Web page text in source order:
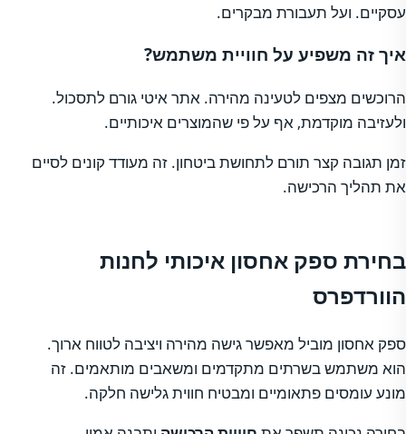
עסקיים. ועל תעבורת מבקרים.
איך זה משפיע על חוויית משתמש?
הרוכשים מצפים לטעינה מהירה. אתר איטי גורם לתסכול.
ולעזיבה מוקדמת, אף על פי שהמוצרים איכותיים.
זמן תגובה קצר תורם לתחושת ביטחון. זה מעודד קונים לסיים
את תהליך הרכישה.
בחירת ספק אחסון איכותי לחנות
הוורדפרס
ספק אחסון מוביל מאפשר גישה מהירה ויציבה לטווח ארוך.
הוא משתמש בשרתים מתקדמים ומשאבים מותאמים. זה
מונע עומסים פתאומיים ומבטיח חווית גלישה חלקה.